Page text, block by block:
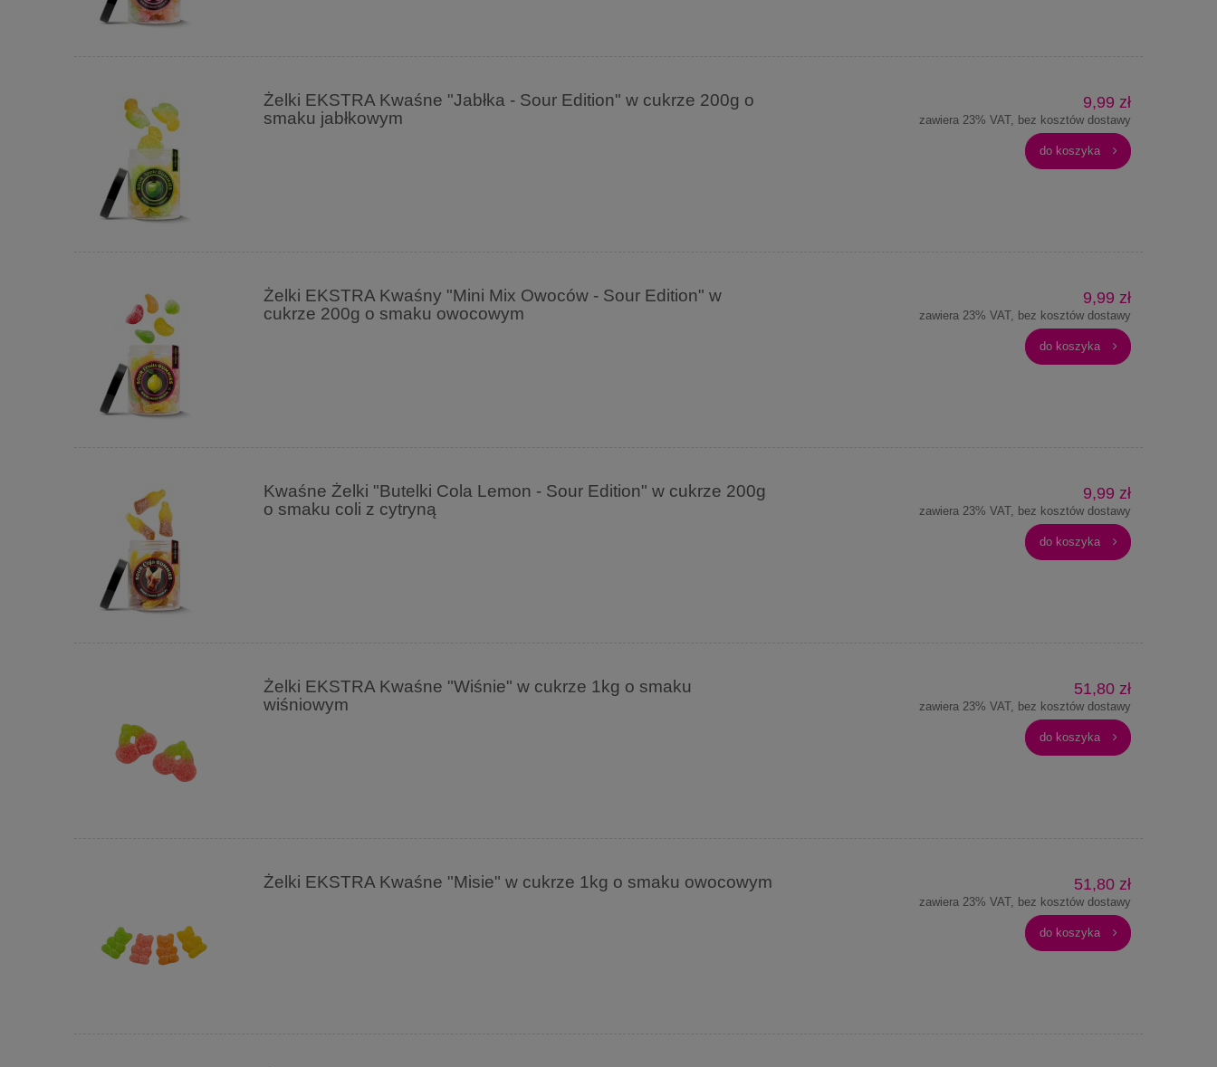
Żelki EKSTRA Kwaśne "Jabłka - Sour Edition" w cukrze 200g o
smaku jabłkowym
9,99 zł
zawiera 23% VAT, bez kosztów dostawy
do koszyka
Żelki EKSTRA Kwaśny "Mini Mix Owoców - Sour Edition" w
cukrze 200g o smaku owocowym
9,99 zł
zawiera 23% VAT, bez kosztów dostawy
do koszyka
Kwaśne Żelki "Butelki Cola Lemon - Sour Edition" w cukrze 200g
o smaku coli z cytryną
9,99 zł
zawiera 23% VAT, bez kosztów dostawy
do koszyka
Żelki EKSTRA Kwaśne "Wiśnie" w cukrze 1kg o smaku
wiśniowym
51,80 zł
zawiera 23% VAT, bez kosztów dostawy
do koszyka
Żelki EKSTRA Kwaśne "Misie" w cukrze 1kg o smaku owocowym 51,80 zł
zawiera 23% VAT, bez kosztów dostawy
do koszyka